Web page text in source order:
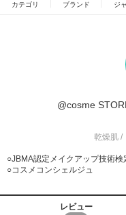
カテゴリ ブランド ジ
@cosme
乾燥肌 /
○JBMA認定メイクアップ技術
○コスメコンシェルジュ
レビュー